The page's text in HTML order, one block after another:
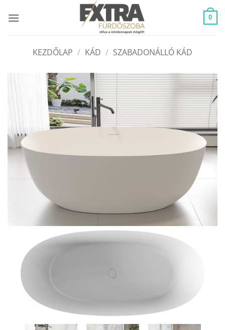
0
KEZDŐLAP / KÁD / SZABADONÁLLÓ KÁD